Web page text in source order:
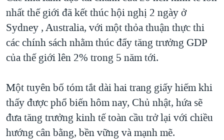
GIÁO DỤC
CHI PHÍ CHIẾN TRANH AFGHANISTAN
CÁC GIÁ TRỊ CỘNG HÒA Ở VIỆT NAM
THƯỢNG ĐỈNH TRUMP-KIM TẠI VIỆT NAM
TRỊNH VĨNH BÌNH VS. CHÍNH PHỦ VIỆT NAM
BÊN KIA QUỐC LỘ: TIẾNG VỌNG TỪ NÔNG THÔN MỸ
QUAN HỆ VIỆT MỸ
nhất thế giới đã kết thúc hội nghị 2 ngày ở
Sydney , Australia, với một thỏa thuận thực thi
các chính sách nhằm thúc đẩy tăng trưởng GDP
của thế giới lên 2% trong 5 năm tới.
Một tuyên bố tóm tắt dài hai trang giấy hiếm khi
thấy được phổ biến hôm nay, Chủ nhật, hứa sẽ
đưa tăng trưởng kinh tế toàn cầu trở lại với chiều
hướng cân bằng, bền vững và mạnh mẽ.